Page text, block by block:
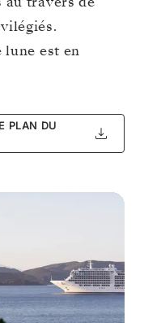
est en
PLAN DU